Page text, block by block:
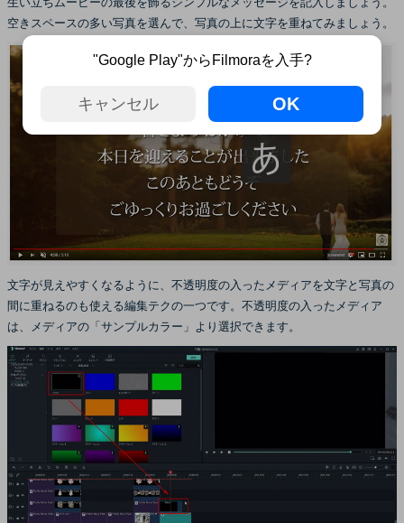
空きスペースの多い写真を選んで、写真の上に文字を重ねてみましょう。
文字が見えやすくなるように、不透明度の入ったメディアを文字と写真の
間に重ねるのも使える編集テクの一つです。不透明度の入ったメディア
は、メディアの「サンプルカラー」より選択できます。
"Google Play"からFilmoraを入手?
キャンセル OK